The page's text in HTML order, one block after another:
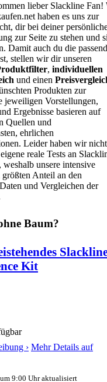
lieber Slackline Fan!
haben es uns zur
dir bei deiner
zur Seite zu stehen und
Damit auch du die
stellen wir dir unseren
, individuellen
und einen
Produkten zur
jeweiligen Vorstellungen,
Ergebnisse basieren auf
Quellen und
ehrlichen
Leider haben wir
reale Tests an
unsere intensive
größten Anteil an den
und Vergleichen der
Baum?
Kit
› Mehr Details auf
9:00 Uhr aktualisiert